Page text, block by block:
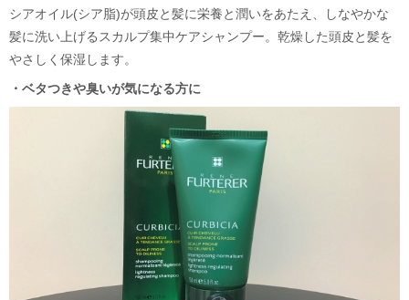
シアオイル(シア脂)が頭皮と髪に栄養と潤いをあたえ、しなやかな
髪に洗い上げるスカルプ集中ケアシャンプー。乾燥した頭皮と髪を
やさしく保湿します。
・ベタつきや臭いが気になる方に